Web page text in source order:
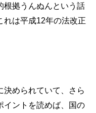
根拠うんぬんという話
れは平成12年の法改正
決められていて、さら
イントを読めば、国の